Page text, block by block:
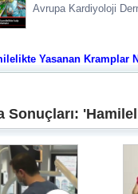
Avrupa Kardiyoloji
Yasanan Kramplar
Sonuçları: